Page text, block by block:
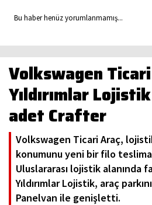
Bu haber henüz yorumlanmamış...
Volkswagen
Yıldırımlar
adet Crafter
Volkswagen Ticari Araç,
konumunu yeni bir filo
Uluslararası lojistik alanında
Yıldırımlar Lojistik, araç
Panelvan ile genişletti.